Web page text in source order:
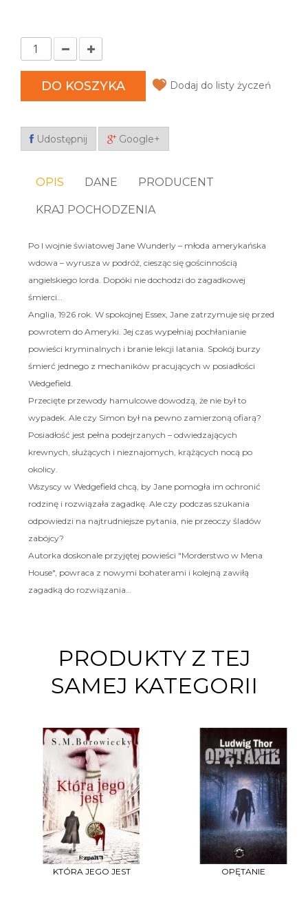
DO KOSZYKA Dodaj do listy życzeń
Udostępnij Google+
OPIS DANE PRODUCENT
KRAJ POCHODZENIA
Po I wojnie światowej Jane Wunderly – młoda amerykańska
wdowa – wyrusza w podróż, ciesząc się gościnnością
angielskiego lorda. Dopóki nie dochodzi do zagadkowej
śmierci…
Anglia, 1926 rok. W spokojnej Essex, Jane zatrzymuje się przed
powrotem do Ameryki. Jej czas wypełniaj pochłanianie
powieści kryminalnych i branie lekcji latania. Spokój burzy
śmierć jednego z mechaników pracujących w posiadłości
Wedgefield.
Przecięte przewody hamulcowe dowodzą, że nie był to
wypadek. Ale czy Simon był na pewno zamierzoną ofiarą?
Posiadłość jest pełna podejrzanych – odwiedzających
krewnych, służących i nieznajomych, krążących nocą po
okolicy.
Wszyscy w Wedgefield chcą, by Jane pomogła im ochronić
rodzinę i rozwiązała zagadkę. Ale czy podczas szukania
odpowiedzi na najtrudniejsze pytania, nie przeoczy śladów
zabójcy?
Autorka doskonale przyjętej powieści "Morderstwo w Mena
House", powraca z nowymi bohaterami i kolejną zawiłą
zagadką do rozwiązania…
PRODUKTY Z TEJ
SAMEJ KATEGORII
KTÓRA JEGO JEST OPĘTANIE